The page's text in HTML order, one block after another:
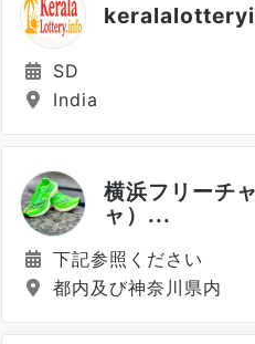
SD
India
横浜フリーチ
ャ）...
下記参照ください
都内及び神奈川県内